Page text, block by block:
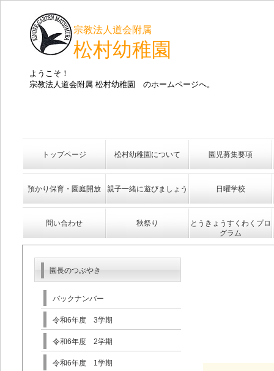
宗教法人道会附属
松村幼稚園
ようこそ！
宗教法人道会附属 松村幼稚園 のホームページへ。
トップページ 松村幼稚園について 園児募集要項
預かり保育・園庭開放 親子一緒に遊びましょう 日曜学校
問い合わせ 秋祭り
とうきょうすくわくプロ
グラム
園長のつぶやき
バックナンバー
令和6年度 3学期
令和6年度 2学期
令和6年度 1学期